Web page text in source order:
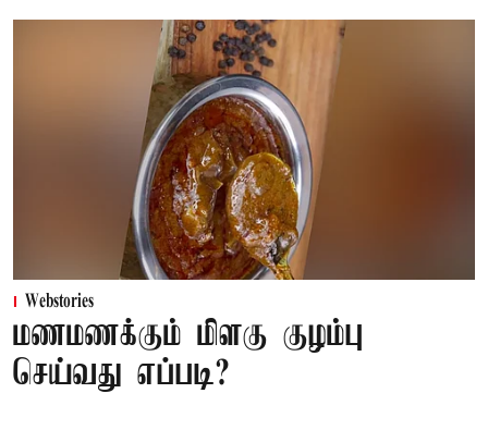
Webstories
மணமணக்கும் மிளகு குழம்பு
செய்வது எப்படி?